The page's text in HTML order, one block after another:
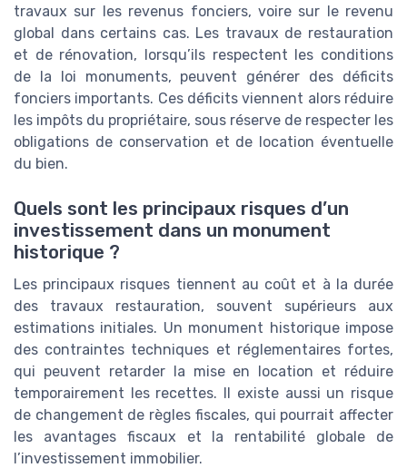
travaux sur les revenus fonciers, voire sur le revenu
global dans certains cas. Les travaux de restauration
et de rénovation, lorsqu’ils respectent les conditions
de la loi monuments, peuvent générer des déficits
fonciers importants. Ces déficits viennent alors réduire
les impôts du propriétaire, sous réserve de respecter les
obligations de conservation et de location éventuelle
du bien.
Quels sont les principaux risques d’un
investissement dans un monument
historique ?
Les principaux risques tiennent au coût et à la durée
des travaux restauration, souvent supérieurs aux
estimations initiales. Un monument historique impose
des contraintes techniques et réglementaires fortes,
qui peuvent retarder la mise en location et réduire
temporairement les recettes. Il existe aussi un risque
de changement de règles fiscales, qui pourrait affecter
les avantages fiscaux et la rentabilité globale de
l’investissement immobilier.